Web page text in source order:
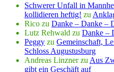
Schwerer Unfall in
kollidieren heftig! zu
Rico zu Danke – Danke –
Lutz Rehwald zu Danke –
Peggy zu Gemeinschaft,
Schloss Augustusburg
Andreas Linznerzu Aus
gibt ein Geschäft auf